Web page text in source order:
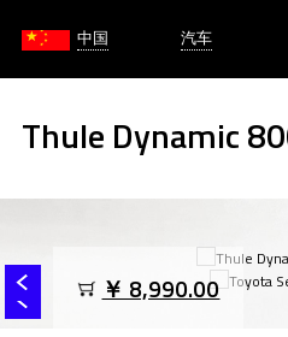
中国 汽车
Thule Dynamic
￥ 8,990.00